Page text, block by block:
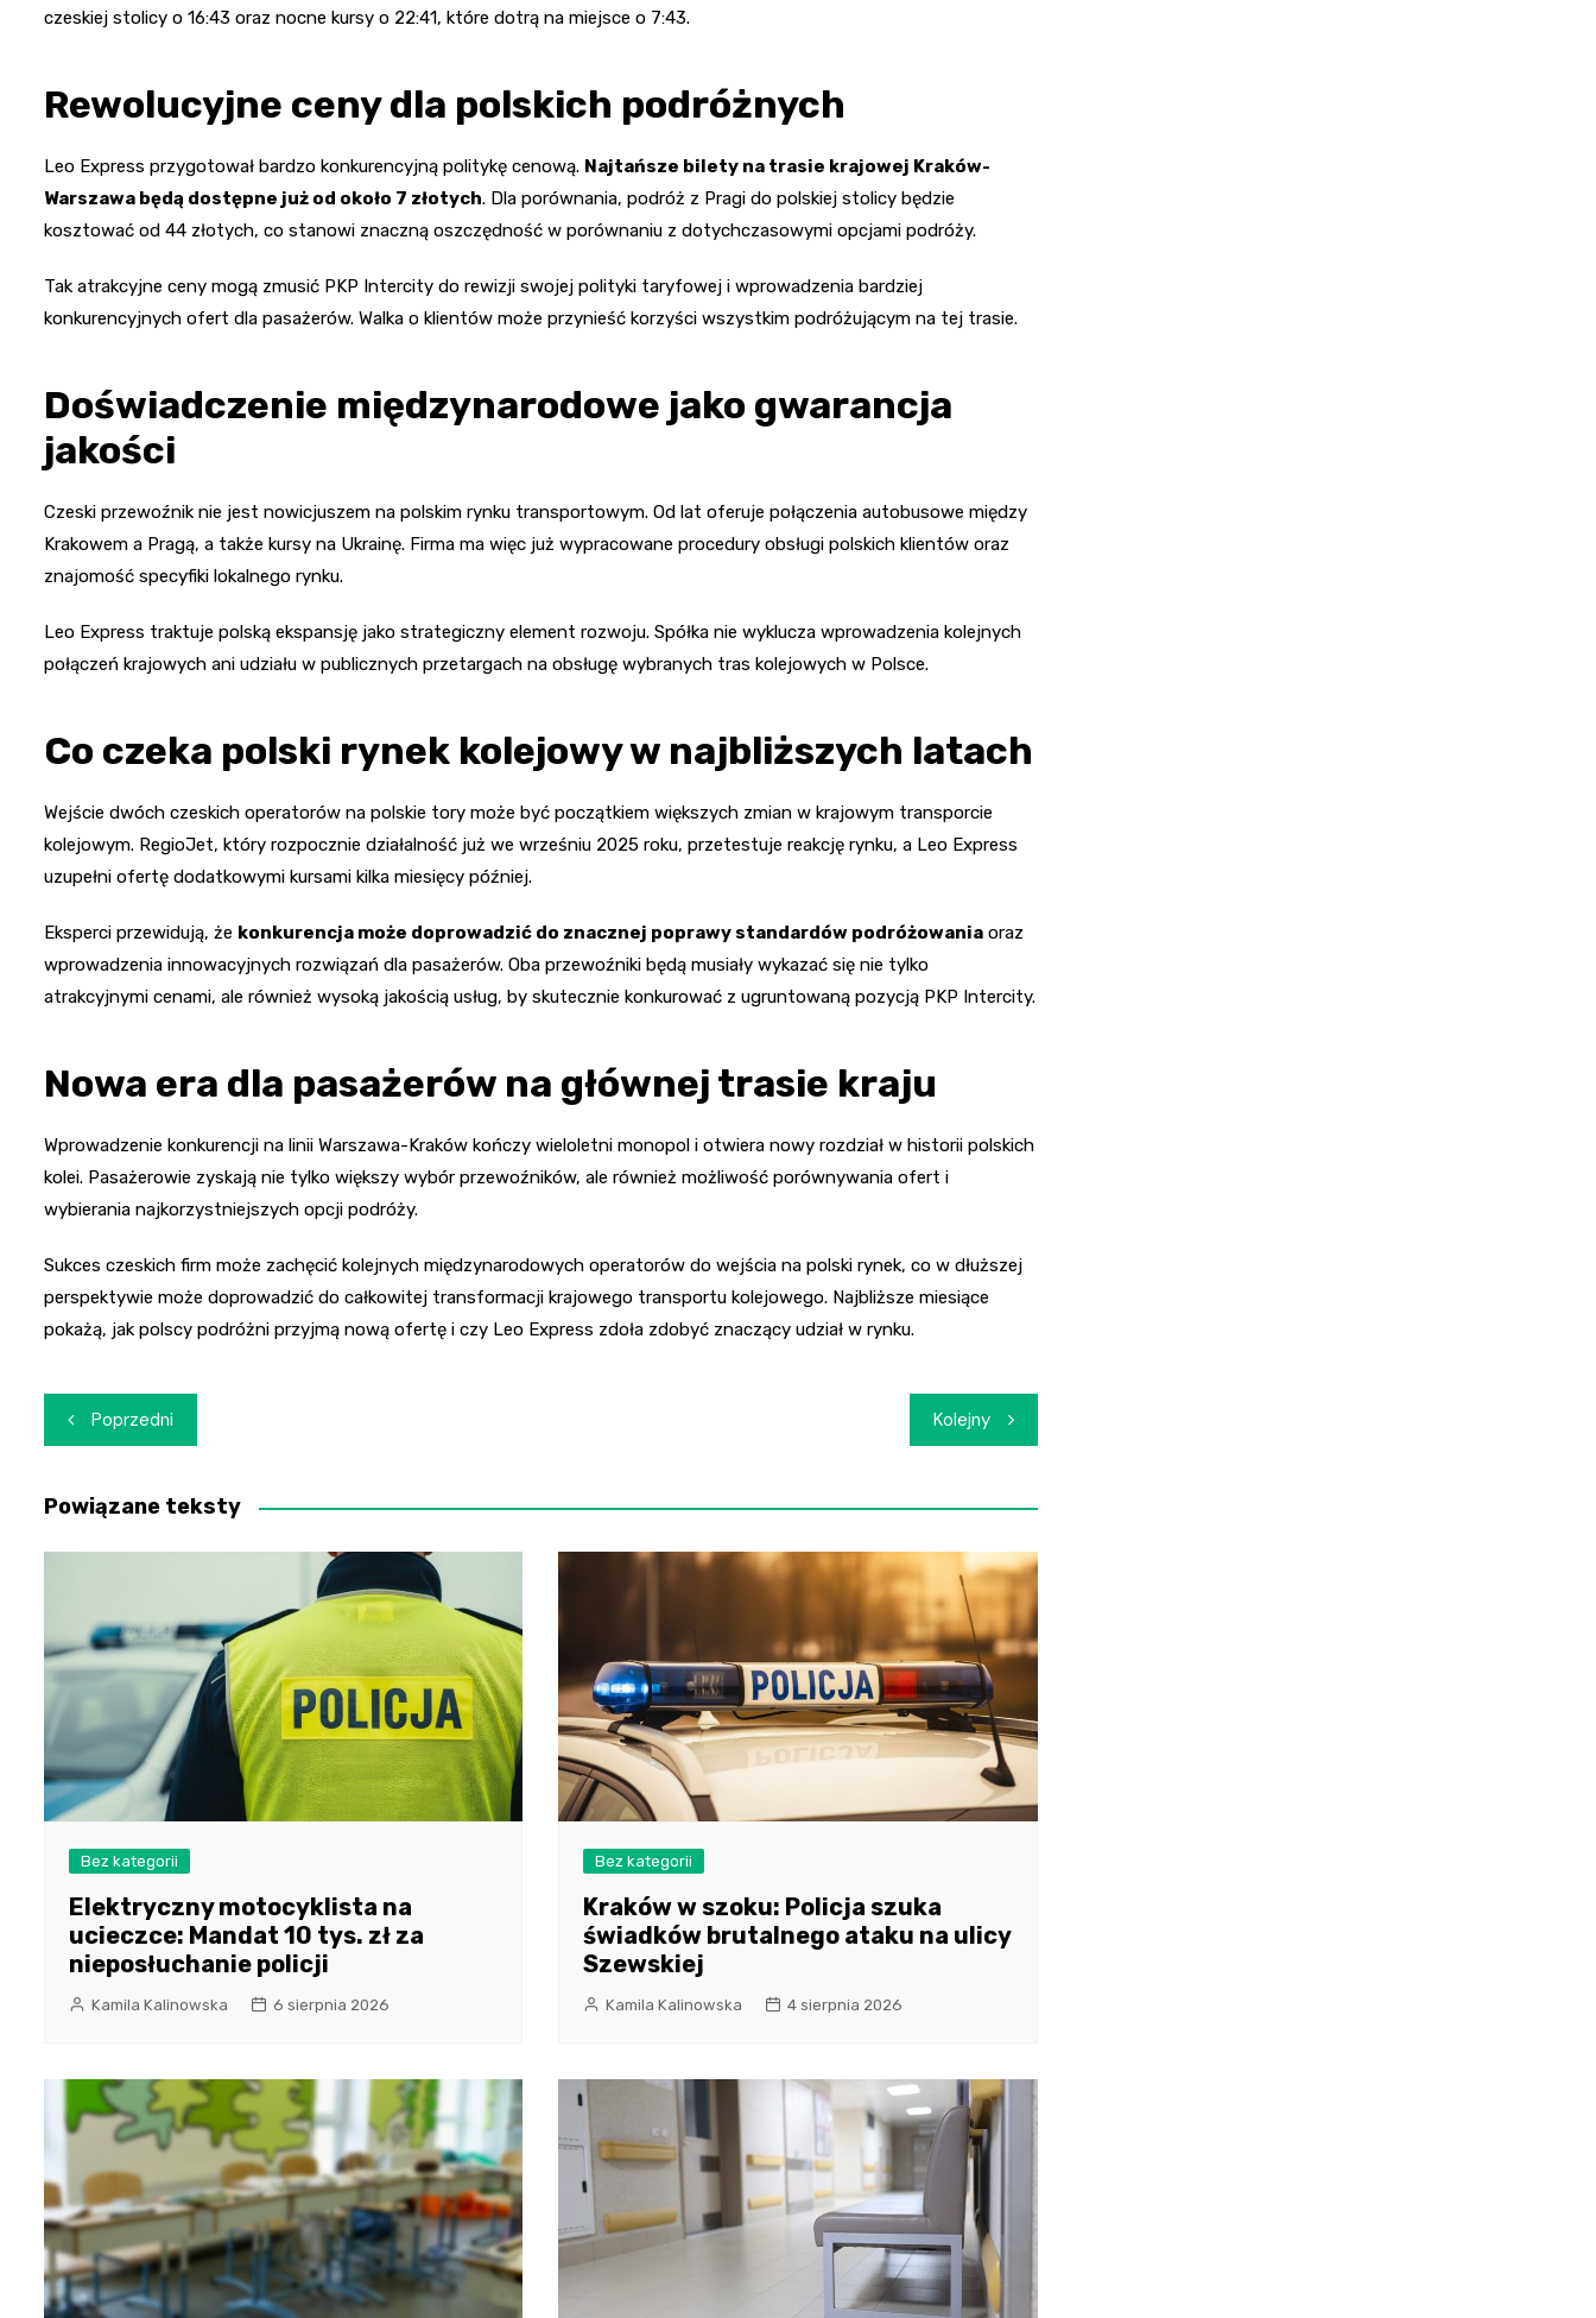
czeskiej stolicy o 16:43 oraz nocne kursy o 22:41, które dotrą na miejsce o 7:43.
Rewolucyjne ceny dla polskich podróżnych
Leo Express przygotował bardzo konkurencyjną politykę cenową. Najtańsze bilety na trasie krajowej Kraków-
Warszawa będą dostępne już od około 7 złotych. Dla porównania, podróż z Pragi do polskiej stolicy będzie
kosztować od 44 złotych, co stanowi znaczną oszczędność w porównaniu z dotychczasowymi opcjami podróży.
Tak atrakcyjne ceny mogą zmusić PKP Intercity do rewizji swojej polityki taryfowej i wprowadzenia bardziej
konkurencyjnych ofert dla pasażerów. Walka o klientów może przynieść korzyści wszystkim podróżującym na tej trasie.
Doświadczenie międzynarodowe jako gwarancja
jakości
Czeski przewoźnik nie jest nowicjuszem na polskim rynku transportowym. Od lat oferuje połączenia autobusowe między
Krakowem a Pragą, a także kursy na Ukrainę. Firma ma więc już wypracowane procedury obsługi polskich klientów oraz
znajomość specyfiki lokalnego rynku.
Leo Express traktuje polską ekspansję jako strategiczny element rozwoju. Spółka nie wyklucza wprowadzenia kolejnych
połączeń krajowych ani udziału w publicznych przetargach na obsługę wybranych tras kolejowych w Polsce.
Co czeka polski rynek kolejowy w najbliższych latach
Wejście dwóch czeskich operatorów na polskie tory może być początkiem większych zmian w krajowym transporcie
kolejowym. RegioJet, który rozpocznie działalność już we wrześniu 2025 roku, przetestuje reakcję rynku, a Leo Express
uzupełni ofertę dodatkowymi kursami kilka miesięcy później.
Eksperci przewidują, że konkurencja może doprowadzić do znacznej poprawy standardów podróżowania oraz
wprowadzenia innowacyjnych rozwiązań dla pasażerów. Oba przewoźniki będą musiały wykazać się nie tylko
atrakcyjnymi cenami, ale również wysoką jakością usług, by skutecznie konkurować z ugruntowaną pozycją PKP Intercity.
Nowa era dla pasażerów na głównej trasie kraju
Wprowadzenie konkurencji na linii Warszawa-Kraków kończy wieloletni monopol i otwiera nowy rozdział w historii polskich
kolei. Pasażerowie zyskają nie tylko większy wybór przewoźników, ale również możliwość porównywania ofert i
wybierania najkorzystniejszych opcji podróży.
Sukces czeskich firm może zachęcić kolejnych międzynarodowych operatorów do wejścia na polski rynek, co w dłuższej
perspektywie może doprowadzić do całkowitej transformacji krajowego transportu kolejowego. Najbliższe miesiące
pokażą, jak polscy podróżni przyjmą nową ofertę i czy Leo Express zdoła zdobyć znaczący udział w rynku.
Nawigacja
wpisu
Poprzedni Kolejny
Powiązane teksty
Bez kategorii
Elektryczny motocyklista na
ucieczce: Mandat 10 tys. zł za
nieposłuchanie policji
Kamila Kalinowska 6 sierpnia 2026
Bez kategorii
Kraków w szoku: Policja szuka
świadków brutalnego ataku na ulicy
Szewskiej
Kamila Kalinowska 4 sierpnia 2026